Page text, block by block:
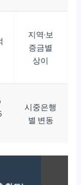
지역·보
증금별
상이
시중은행
별 변동